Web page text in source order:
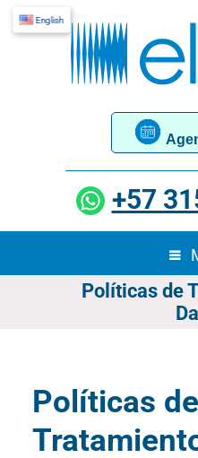
+57
English
Políticas de
Políticas de